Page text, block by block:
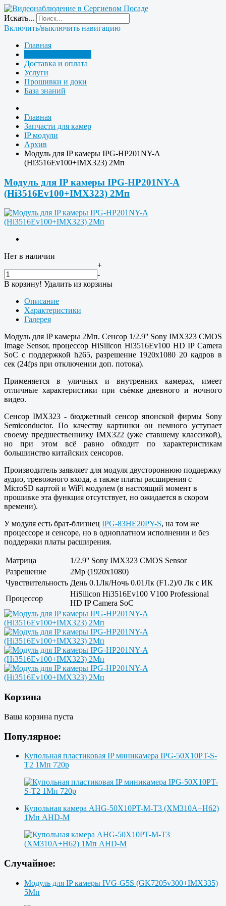
Искать...
Включить/выключить навигацию
Главная
Доставка и оплата
Услуги
Прошивки и доки
База знаний
Главная
Запчасти для камер
IP модули
Архив
Модуль для IP камеры IPG-HP201NY-A
(Hi3516Ev100+IMX323) 2Мп
Модуль для IP камеры IPG-HP201NY-A
(Hi3516Ev100+IMX323) 2Мп
Нет в наличии
+
-
В корзину! Удалить из корзины
Описание
Характеристики
Галерея
Модуль для IP камеры 2Мп. Сенсор 1/2.9'' Sony IMX323 CMOS
Image Sensor, процессор HiSilicon Hi3516Ev100 HD IP Camera
SoC с поддержкой h265, разрешение 1920x1080 20 кадров в
сек (24fps при отключении доп. потока).
Применяется в уличных и внутренних камерах, имеет
отличные характеристики при съёмке дневного и ночного
видео.
Сенсор IMX323 - бюджетный сенсор японской фирмы Sony
Semiconductor. По качеству картинки он немного уступает
своему предшественнику IMX322 (уже ставшему классикой),
но при этом всё равно обходит по характеристикам
большинство китайских сенсоров.
Производитель заявляет для модуля двустороннюю поддержку
аудио, тревожного входа, а также платы расширения с
MicroSD картой и WiFi модулем (в настоящий момент в
прошивке эта функция отсутствует, но ожидается в скором
времени).
У модуля есть брат-близнец IPG-83HE20PY-S, на том же
процессоре и сенсоре, но в одноплатном исполнении и без
поддержки платы расширения.
Матрица
1/2.9'' Sony IMX323 CMOS Sensor
Разрешение
2Mp (1920x1080)
Чувствительность День 0.1Лк/Ночь 0.01Лк (F1.2)/0 Лк с ИК
Процессор
HiSilicon Hi3516Ev100 V100 Professional
HD IP Camera SoC
Корзина
Ваша корзина пуста
Популярное:
Купольная пластиковая IP миникамера IPG-50X10PT-S-
T2 1Мп 720p
Купольная камера AHG-50X10PT-M-T3 (XM310A+H62)
1Мп AHD-M
Случайное:
Модуль для IP камеры IVG-G5S (GK7205v300+IMX335)
5Мп